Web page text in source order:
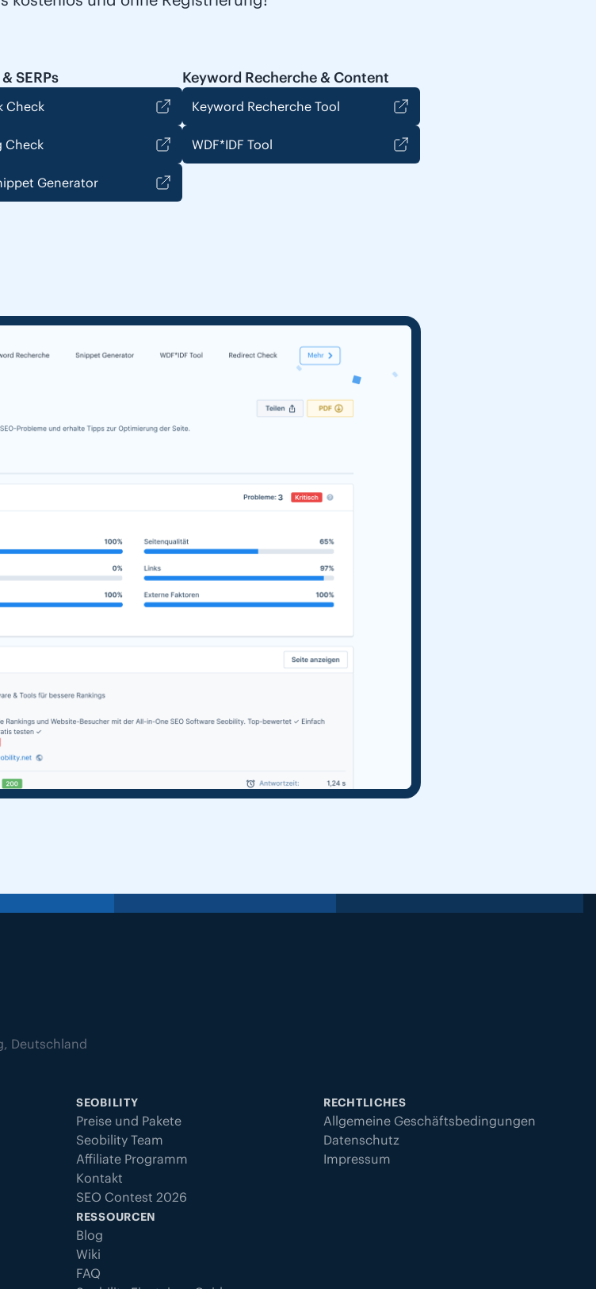
SERPs
Check
Check
Generator
Keyword Recherche & Content
Keyword Recherche Tool
WDF*IDF Tool
Deutschland
SEOBILITY
Preise und Pakete
Seobility Team
Affiliate Programm
Kontakt
SEO Contest 2026
RESSOURCEN
Blog
Wiki
FAQ
RECHTLICHES
Allgemeine Geschäftsbedingungen
Datenschutz
Impressum